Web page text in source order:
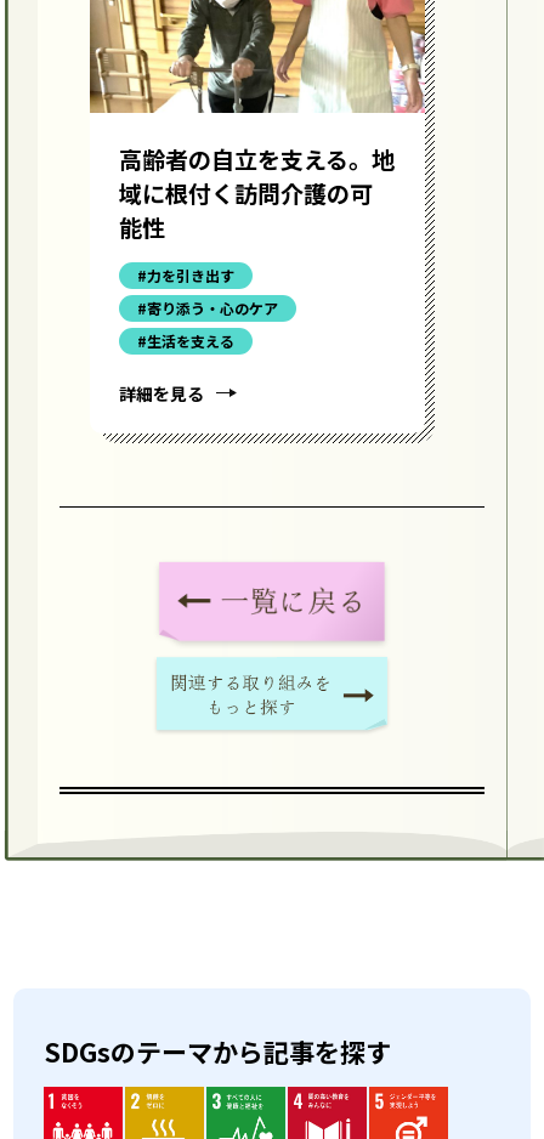
高齢者の自立を支える。地
域に根付く訪問介護の可
能性
#力を引き出す
#寄り添う・心のケア
#生活を支える
詳細を見る
SDGsのテーマから記事を探す